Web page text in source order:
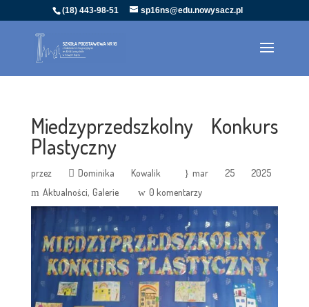
(18) 443-98-51 sp16ns@edu.nowysacz.pl
Miedzyprzedszkolny Konkurs
Plastyczny
przez Dominika Kowalik
mar 25 2025
Aktualności Galerie 0 komentarzy